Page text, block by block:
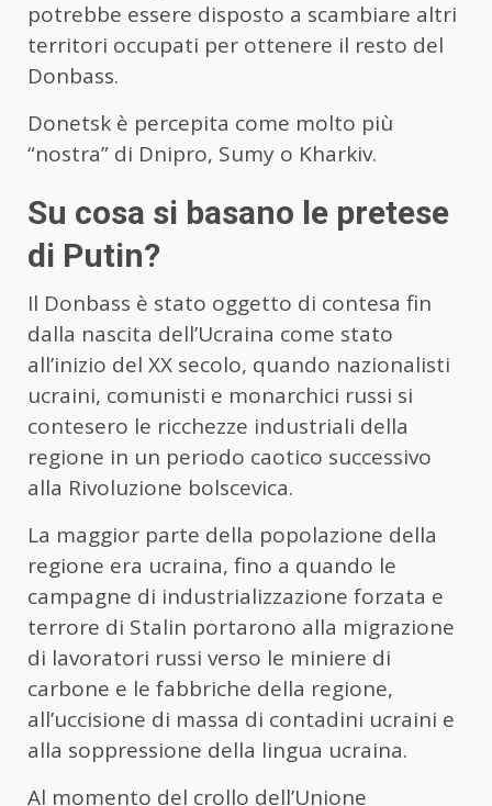
potrebbe essere disposto a scambiare altri
territori occupati per ottenere il resto del
Donbass.
Donetsk è percepita come molto più
“nostra” di Dnipro, Sumy o Kharkiv.
Su cosa si basano le pretese
di Putin?
Il Donbass è stato oggetto di contesa fin
dalla nascita dell’Ucraina come stato
all’inizio del XX secolo, quando nazionalisti
ucraini, comunisti e monarchici russi si
contesero le ricchezze industriali della
regione in un periodo caotico successivo
alla Rivoluzione bolscevica.
La maggior parte della popolazione della
regione era ucraina, fino a quando le
campagne di industrializzazione forzata e
terrore di Stalin portarono alla migrazione
di lavoratori russi verso le miniere di
carbone e le fabbriche della regione,
all’uccisione di massa di contadini ucraini e
alla soppressione della lingua ucraina.
Al momento del crollo dell’Unione